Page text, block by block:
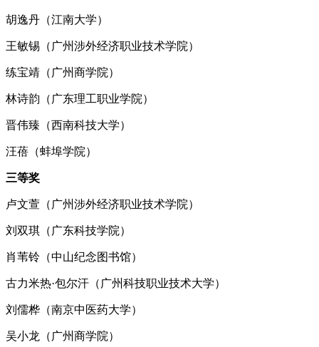
胡逸丹（江南大学）
王敏锡（广州涉外经济职业技术学院）
练宝靖（广州商学院）
林诗韵（广东理工职业学院）
晋伟臻（西南科技大学）
汪蓓（蚌埠学院）
三等奖
卢文萱（广州涉外经济职业技术学院）
刘双琪（广东科技学院）
肖苇铃（中山纪念图书馆）
古力米热·包尔汗（广州科技职业技术大学）
刘儒桦（南京中医药大学）
吴小龙（广州商学院）